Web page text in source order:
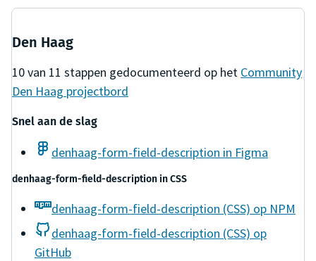
Den Haag
10van 11 stappen gedocumenteerd op het Community
Den Haag projectbord
Snel aan de slag
denhaag-form-field-description in Figma
denhaag-form-field-descriptioninCSS
denhaag-form-field-description (CSS) op NPM
denhaag-form-field-description (CSS) op
GitHub